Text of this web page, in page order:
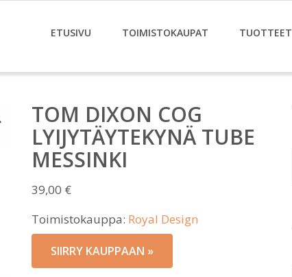
ETUSIVU TOIMISTOKAUPAT TUOTTEET
TOM DIXON COG
LYIJYTÄYTEKYNÄ TUBE
MESSINKI
39,00 €
Toimistokauppa: Royal Design
SIIRRY KAUPPAAN »